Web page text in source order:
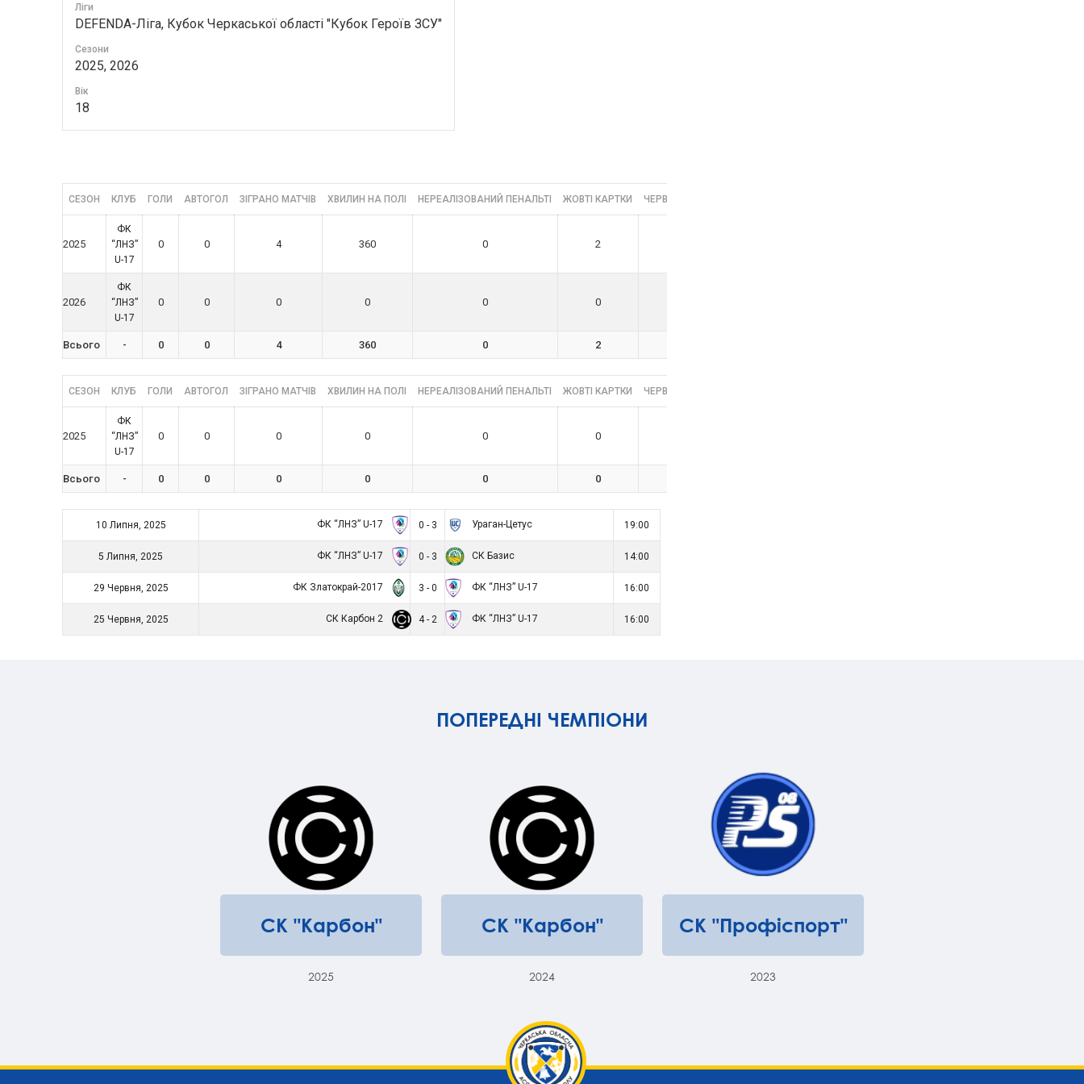
Ліги
DEFENDA-Ліга, Кубок Черкаської області "Кубок Героїв ЗСУ"
Сезони
2025, 2026
Вік
18
СЕЗОН КЛУБ ГОЛИ АВТОГОЛ ЗІГРАНО МАТЧІВ ХВИЛИН НА ПОЛІ НЕРЕАЛІЗОВАНИЙ ПЕНАЛЬТІ ЖОВТІ КАРТКИ ЧЕРВОНІ КАРТКИ
2025
ФК
“ЛНЗ”
U-17
0 0 4 360 0 2
2026
ФК
“ЛНЗ”
U-17
0 0 0 0 0 0
Всього - 0 0 4 360 0 2
СЕЗОН КЛУБ ГОЛИ АВТОГОЛ ЗІГРАНО МАТЧІВ ХВИЛИН НА ПОЛІ НЕРЕАЛІЗОВАНИЙ ПЕНАЛЬТІ ЖОВТІ КАРТКИ ЧЕРВОНІ КАРТКИ
2025
ФК
“ЛНЗ”
U-17
0 0 0 0 0 0
Всього - 0 0 0 0 0 0
10 Липня, 2025 ФК “ЛНЗ” U-17 0 - 3 Ураган-Цетус 19:00
5 Липня, 2025 ФК “ЛНЗ” U-17 0 - 3 СК Базис 14:00
29 Червня, 2025 ФК Златокрай-2017 3 - 0 ФК “ЛНЗ” U-17 16:00
25 Червня, 2025 СК Карбон 2 4 - 2 ФК “ЛНЗ” U-17 16:00
ПОПЕРЕДНІ ЧЕМПІОНИ
СК "Карбон"
2025
СК "Карбон"
2024
СК "Профіспорт"
2023